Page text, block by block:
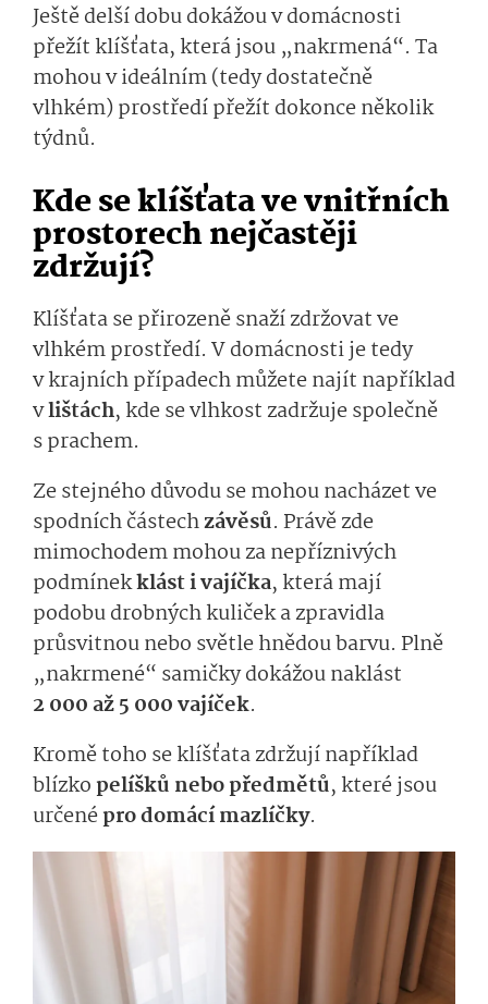
Ještě delší dobu dokážou v domácnosti
přežít klíšťata, která jsou „nakrmená“. Ta
mohou v ideálním (tedy dostatečně
vlhkém) prostředí přežít dokonce několik
týdnů.
Kde se klíšťata ve vnitřních
prostorech nejčastěji
zdržují?
Klíšťata se přirozeně snaží zdržovat ve
vlhkém prostředí. V domácnosti je tedy
v krajních případech můžete najít například
vlištách, kde se vlhkost zadržuje společně
s prachem.
Ze stejného důvodu se mohou nacházet ve
spodních částechzávěsů. Právě zde
mimochodem mohou za nepříznivých
podmínekklást i vajíčka, která mají
podobu drobných kuliček a zpravidla
průsvitnou nebo světle hnědou barvu. Plně
„nakrmené“ samičky dokážou naklást
2 000 až 5 000 vajíček.
Kromě toho se klíšťata zdržují například
blízkopelíšků nebo předmětů, které jsou
určenépro domácí mazlíčky.